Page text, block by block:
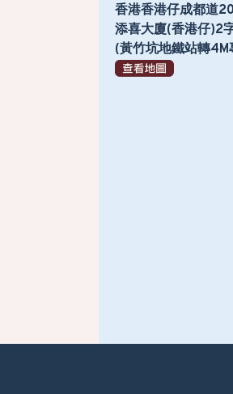
香港香港仔成都道
添喜大廈(香港仔)2
(黃竹坑地鐵站轉4M